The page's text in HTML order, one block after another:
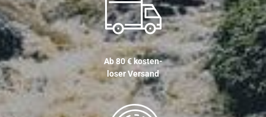
Ab 80 € kosten-
loser Versand